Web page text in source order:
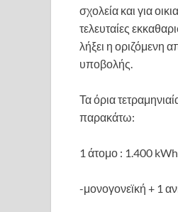
σχολεία και για
τελευταίες
λήξει η οριζόμενη
υποβολής.
Τα όρια
παρακάτω:
1 άτομο : 1.400 kWh
-μονογονεϊκή + 1